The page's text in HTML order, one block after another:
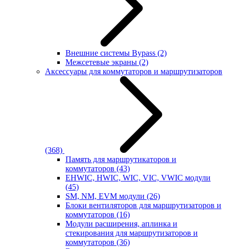
Внешние системы Bypass (2)
Межсетевые экраны (2)
Аксессуары для коммутаторов и маршрутизаторов
(368)
Память для маршрутикаторов и
коммутаторов (43)
EHWIC, HWIC, WIC, VIC, VWIC модули
(45)
SM, NM, EVM модули (26)
Блоки вентиляторов для маршрутизаторов и
коммутаторов (16)
Модули расширения, аплинка и
стекирования для маршрутизаторов и
коммутаторов (36)